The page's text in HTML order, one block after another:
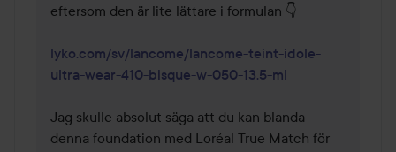
eftersom den är lite lättare i formulan 👇
lyko.com/sv/lancome/lancome-teint-idole-
ultra-wear-410-bisque-w-050-13.5-ml
Jag skulle absolut säga att du kan blanda
denna foundation med Loréal True Match för